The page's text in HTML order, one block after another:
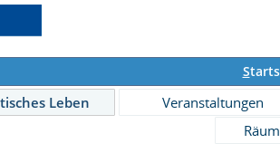
S
Leben
Veranstaltungen